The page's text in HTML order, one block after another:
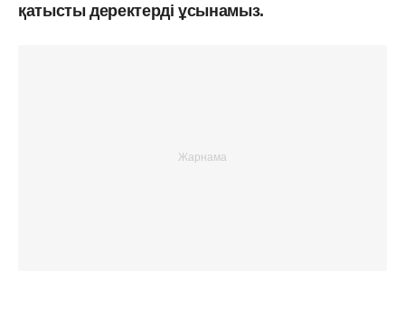
қатысты деректерді ұсынамыз.